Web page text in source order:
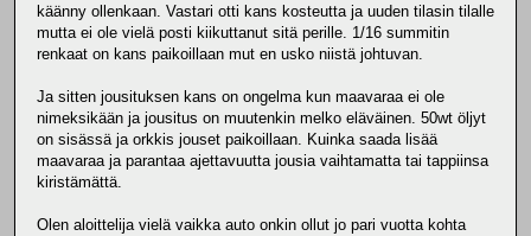
käänny ollenkaan. Vastari otti kans kosteutta ja uuden tilasin tilalle
mutta ei ole vielä posti kiikuttanut sitä perille. 1/16 summitin
renkaat on kans paikoillaan mut en usko niistä johtuvan.
Ja sitten jousituksen kans on ongelma kun maavaraa ei ole
nimeksikään ja jousitus on muutenkin melko eläväinen. 50wt öljyt
on sisässä ja orkkis jouset paikoillaan. Kuinka saada lisää
maavaraa ja parantaa ajettavuutta jousia vaihtamatta tai tappiinsa
kiristämättä.
Olen aloittelija vielä vaikka auto onkin ollut jo pari vuotta kohta